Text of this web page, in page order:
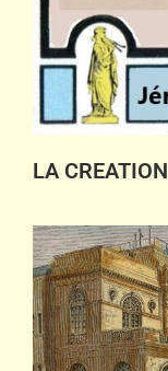
LA CREATION